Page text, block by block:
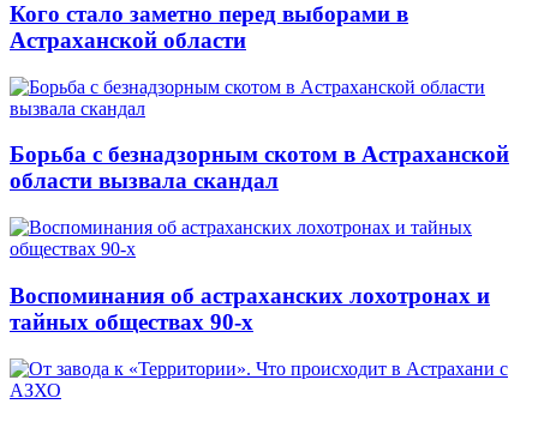
Кого стало заметно перед выборами в
Астраханской области
Борьба с безнадзорным скотом в Астраханской
области вызвала скандал
Воспоминания об астраханских лохотронах и
тайных обществах 90-х